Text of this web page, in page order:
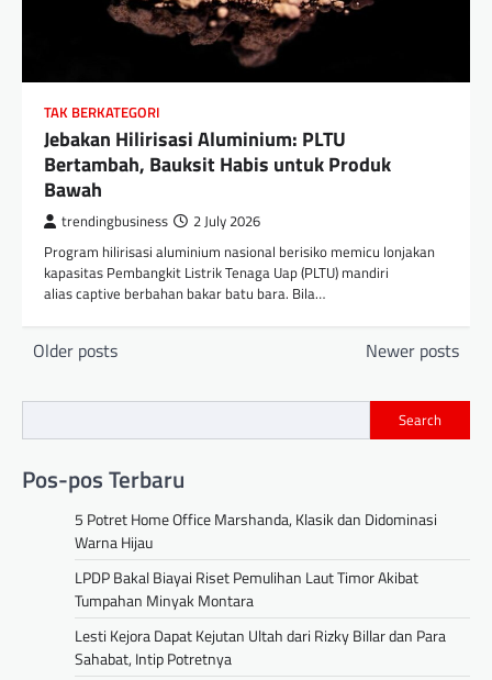
TAK BERKATEGORI
Jebakan Hilirisasi Aluminium: PLTU
Bertambah, Bauksit Habis untuk Produk
Bawah
trendingbusiness 2 July 2026
Program hilirisasi aluminium nasional berisiko memicu lonjakan
kapasitas Pembangkit Listrik Tenaga Uap (PLTU) mandiri
alias captive berbahan bakar batu bara. Bila…
Posts
Older posts Newer posts
Search
Pos-pos Terbaru
5 Potret Home Office Marshanda, Klasik dan Didominasi
Warna Hijau
LPDP Bakal Biayai Riset Pemulihan Laut Timor Akibat
Tumpahan Minyak Montara
Lesti Kejora Dapat Kejutan Ultah dari Rizky Billar dan Para
Sahabat, Intip Potretnya